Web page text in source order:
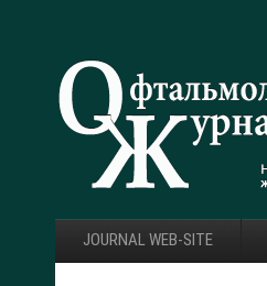
JOURNAL WEB-SITE